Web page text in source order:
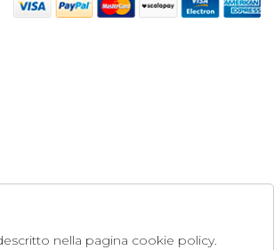
nella pagina cookie policy.